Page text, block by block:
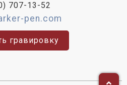
707-13-52
pen.com
гравировку